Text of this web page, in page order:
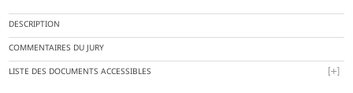
DESCRIPTION
COMMENTAIRES DU JURY
LISTE DES DOCUMENTS ACCESSIBLES